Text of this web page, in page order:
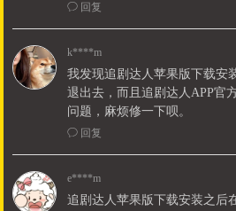
ꂖ 回复
k****m
我发现追剧达人苹果版下载安
退出去，而且追剧达人APP官
问题，麻烦修一下呗。
ꂖ 回复
e****m
追剧达人苹果版下载安装之后